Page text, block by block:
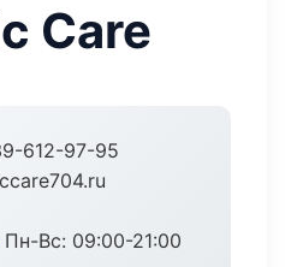
Care
612-97-95
Пн-Вс: 09:00-21:00